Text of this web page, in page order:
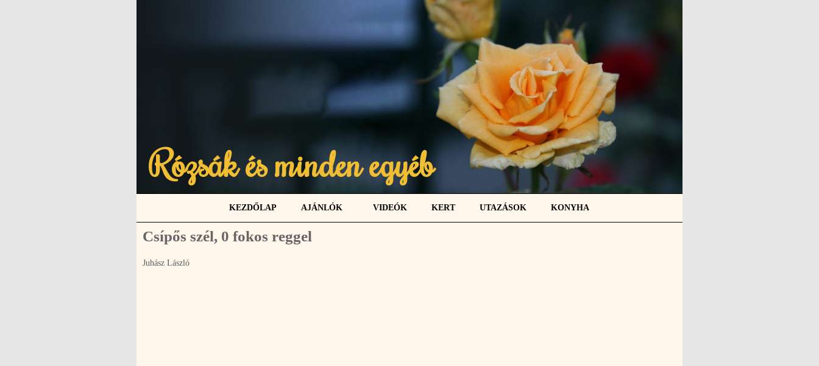
Rózsák és minden egyéb
KEZDŐLAP AJÁNLÓK VIDEÓK KERT UTAZÁSOK KONYHA
Csípős szél, 0 fokos reggel
Juhász László